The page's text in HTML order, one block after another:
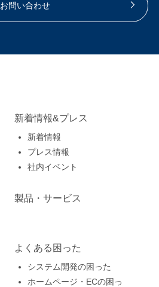
お問い合わせ
新着情報&プレス
新着情報
プレス情報
社内イベント
製品・サービス
よくある困った
システム開発の困った
ホームページ・ECの困っ